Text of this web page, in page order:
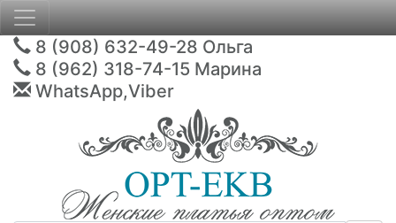
8 (908) 632-49-28 Ольга
8 (962) 318-74-15 Марина
WhatsApp,Viber